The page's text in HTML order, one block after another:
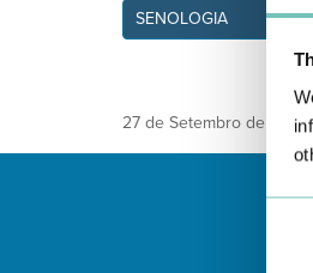
27 de Setembro de 2022